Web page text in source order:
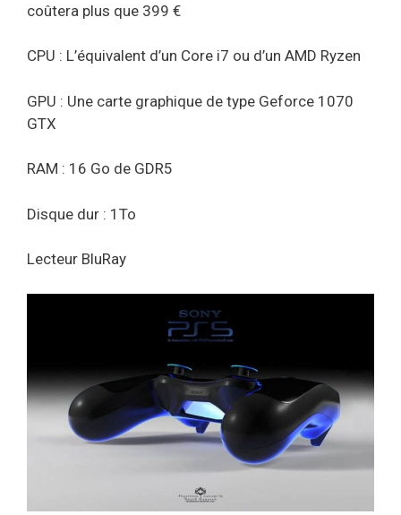
coûtera plus que 399 €
CPU : L’équivalent d’un Core i7 ou d’un AMD Ryzen
GPU : Une carte graphique de type Geforce 1070
GTX
RAM : 16 Go de GDR5
Disque dur : 1To
Lecteur BluRay